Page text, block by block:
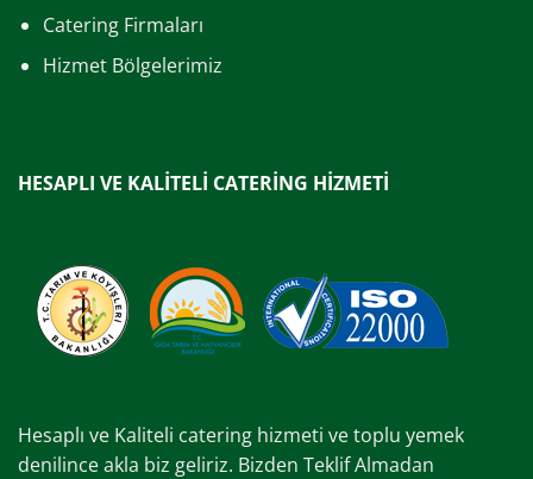
Catering Firmaları
Hizmet Bölgelerimiz
HESAPLI VE KALİTELİ CATERİNG HİZMETİ
Hesaplı ve Kaliteli catering hizmeti ve toplu yemek
denilince akla biz geliriz. Bizden Teklif Almadan